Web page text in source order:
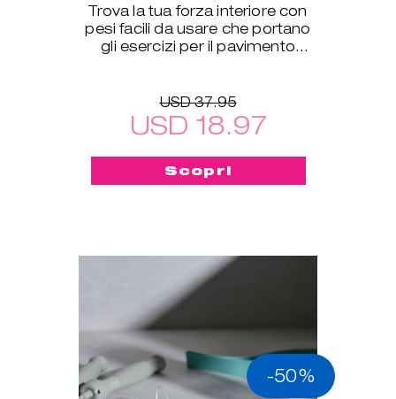
Trova la tua forza interiore con
pesi facili da usare che portano
gli esercizi per il pavimento
USD 37.95
USD 18.97
Scopri
-50%